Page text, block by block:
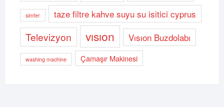
simfer taze filtre kahve suyu su isitici cyprus
Televizyon vısıon Vısıon Buzdolabı
washing machine Çamaşır Makinesi